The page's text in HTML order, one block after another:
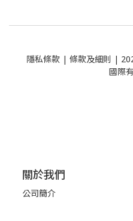
隱私條款| 條款及細則 |
國際
關於我們
公司簡介